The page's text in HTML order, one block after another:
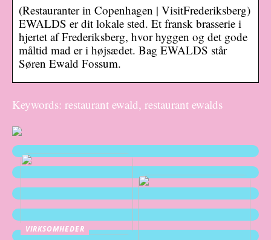
(Restauranter in Copenhagen | VisitFrederiksberg)
EWALDS er dit lokale sted. Et fransk brasserie i
hjertet af Frederiksberg, hvor hyggen og det gode
måltid mad er i højsædet. Bag EWALDS står
Søren Ewald Fossum.
Keywords: restaurant ewald, restaurant ewalds
VIRKSOMHEDER